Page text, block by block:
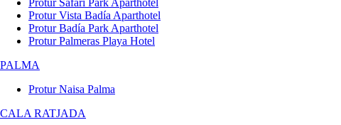
Protur Vista Badía Aparthotel
Protur Badía Park Aparthotel
Protur Palmeras Playa Hotel
PALMA
Protur Naisa Palma
CALA RATJADA